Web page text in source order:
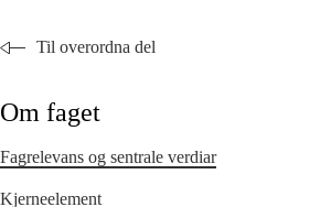
Til overordna del
Om faget
Fagrelevans og sentrale verdiar
Kjerneelement